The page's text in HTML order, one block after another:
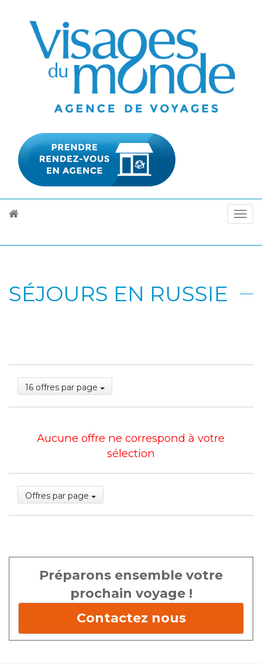
SÉJOURS EN RUSSIE
16 offres par page
Aucune offre ne correspond à votre
sélection
Offres par page
Préparons ensemble votre
prochain voyage !
Contactez nous